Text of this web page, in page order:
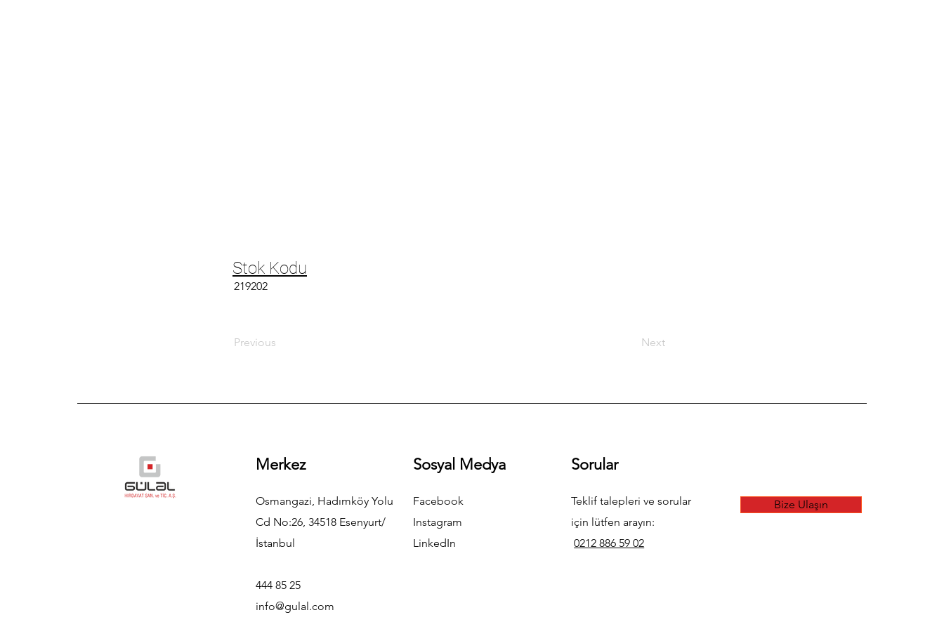
219202
Stok Kodu
Previous Next
Merkez
Osmangazi, Hadımköy Yolu
Cd No:26, 34518 Esenyurt/
İstanbul
444 85 25
info@gulal.com
Sosyal Medya
Facebook
Instagram
LinkedIn
Sorular
Teklif talepleri ve sorular
için lütfen arayın:
0212 886 59 02
Bize Ulaşın